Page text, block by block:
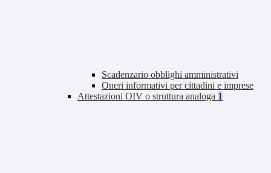
Scadenzario obblighi amministrativi
Oneri informativi per cittadini e imprese
Attestazioni OIV o struttura analoga 1